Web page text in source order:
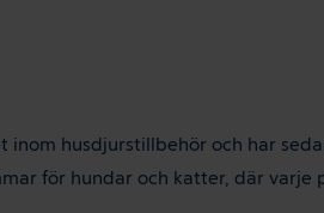
inom husdjurstillbehör och har
för hundar och katter, där